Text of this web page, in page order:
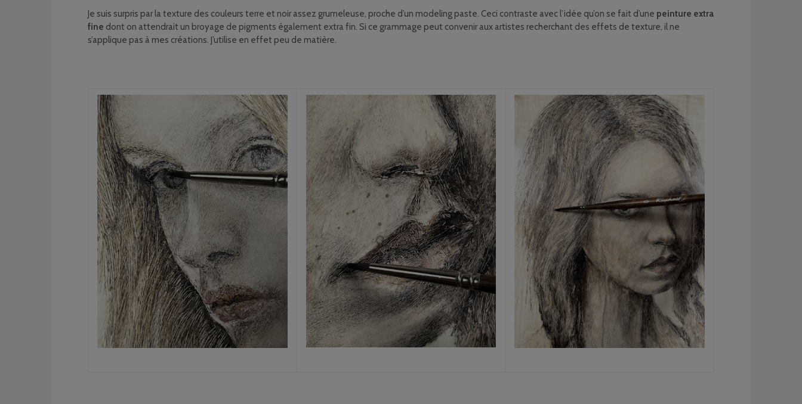
Je suis surpris par la texture des couleurs terre et noir assez grumeleuse, proche d’un modeling paste. Ceci contraste avec l’idée qu’on se fait d’une peinture extra
fine dont on attendrait un broyage de pigments également extra fin. Si ce grammage peut convenir aux artistes recherchant des effets de texture, il ne
s’applique pas à mes créations. J’utilise en effet peu de matière.